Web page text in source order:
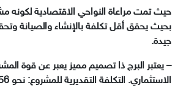
حيث تمت مراعاة النواحي الاقتصادية لكونه
بحيث يحقق أقل تكلفة بالإنشاء والصيانة
جيدة.
– يعتبر البرج ذا تصميم مميز يعبر عن قوة
الاستثماري. التكلفة التقديرية للمشروع: نحو 56 مليون ريال.